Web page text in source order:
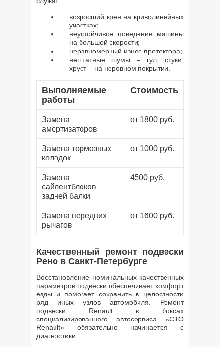
возросший крен на криволинейных
участках;
неустойчивое поведение машины
на большой скорости;
неравномерный износ протектора;
нештатные шумы – гул, стуки,
хруст – на неровном покрытии.
Выполняемые
работы
Стоимость
Замена
амортизаторов
от 1800 руб.
Замена тормозных
колодок
от 1000 руб.
Замена
сайлентблоков
задней балки
4500 руб.
Замена передних
рычагов
от 1600 руб.
Качественный ремонт подвески
Рено в Санкт-Петербурге
Восстановление номинальных качественных
параметров подвески обеспечивает комфорт
езды и помогает сохранить в целостности
ряд иных узлов автомобиля. Ремонт
подвески Renault в боксах
специализированного автосервиса «СТО
Renault» обязательно начинается с
диагностики: